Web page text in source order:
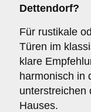
Dettendorf?
Für rustikale
Türen im
klare
harmonisch in
unterstreichen
Hauses.